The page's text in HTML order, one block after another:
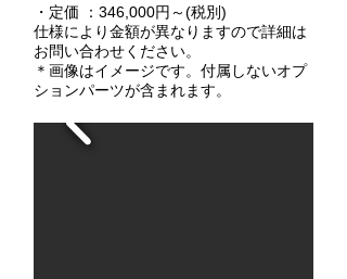
・定価 ：346,000円～(税別)
仕様により金額が異なりますので詳細は
お問い合わせください。
＊画像はイメージです。付属しないオプ
ションパーツが含まれます。